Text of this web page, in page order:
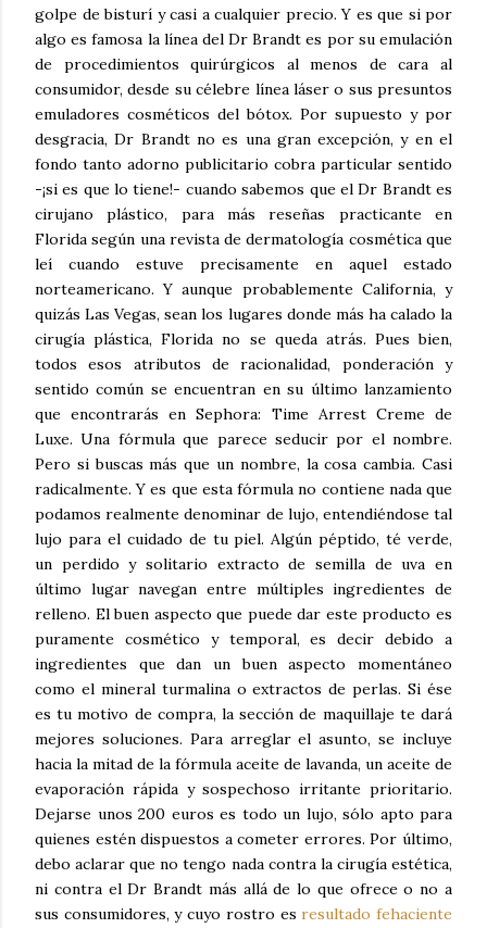
golpe de bisturí y casi a cualquier precio. Y es que si por
algo es famosa la línea del Dr Brandt es por su emulación
de procedimientos quirúrgicos al menos de cara al
consumidor, desde su célebre línea láser o sus presuntos
emuladores cosméticos del bótox. Por supuesto y por
desgracia, Dr Brandt no es una gran excepción, y en el
fondo tanto adorno publicitario cobra particular sentido
-¡si es que lo tiene!- cuando sabemos que el Dr Brandt es
cirujano plástico, para más reseñas practicante en
Florida según una revista de dermatología cosmética que
leí cuando estuve precisamente en aquel estado
norteamericano. Y aunque probablemente California, y
quizás Las Vegas, sean los lugares donde más ha calado la
cirugía plástica, Florida no se queda atrás. Pues bien,
todos esos atributos de racionalidad, ponderación y
sentido común se encuentran en su último lanzamiento
que encontrarás en Sephora: Time Arrest Creme de
Luxe. Una fórmula que parece seducir por el nombre.
Pero si buscas más que un nombre, la cosa cambia. Casi
radicalmente. Y es que esta fórmula no contiene nada que
podamos realmente denominar de lujo, entendiéndose tal
lujo para el cuidado de tu piel. Algún péptido, té verde,
un perdido y solitario extracto de semilla de uva en
último lugar navegan entre múltiples ingredientes de
relleno. El buen aspecto que puede dar este producto es
puramente cosmético y temporal, es decir debido a
ingredientes que dan un buen aspecto momentáneo
como el mineral turmalina o extractos de perlas. Si ése
es tu motivo de compra, la sección de maquillaje te dará
mejores soluciones. Para arreglar el asunto, se incluye
hacia la mitad de la fórmula aceite de lavanda, un aceite de
evaporación rápida y sospechoso irritante prioritario.
Dejarse unos 200 euros es todo un lujo, sólo apto para
quienes estén dispuestos a cometer errores. Por último,
debo aclarar que no tengo nada contra la cirugía estética,
ni contra el Dr Brandt más allá de lo que ofrece o no a
sus consumidores, y cuyo rostro esresultado fehaciente